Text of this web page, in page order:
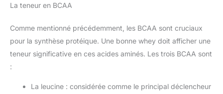
La teneur en BCAA
Comme mentionné précédemment, les BCAA sont cruciaux
pour la synthèse protéique. Une bonne whey doit afficher une
teneur significative en ces acides aminés. Les trois BCAA sont
:
La leucine : considérée comme le principal déclencheur